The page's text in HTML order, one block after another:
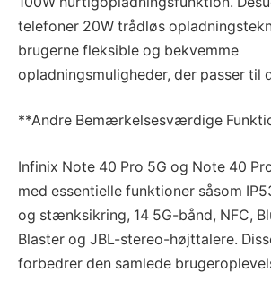
telefoner 20W trådløs
brugerne fleksible og bekvemme
opladningsmuligheder, der passer til
**Andre Bemærkelsesværdige
Infinix Note 40 Pro 5G og Note 40
med essentielle funktioner såsom
og stænksikring, 14 5G-bånd, NFC,
Blaster og JBL-stereo-højttalere.
forbedrer den samlede